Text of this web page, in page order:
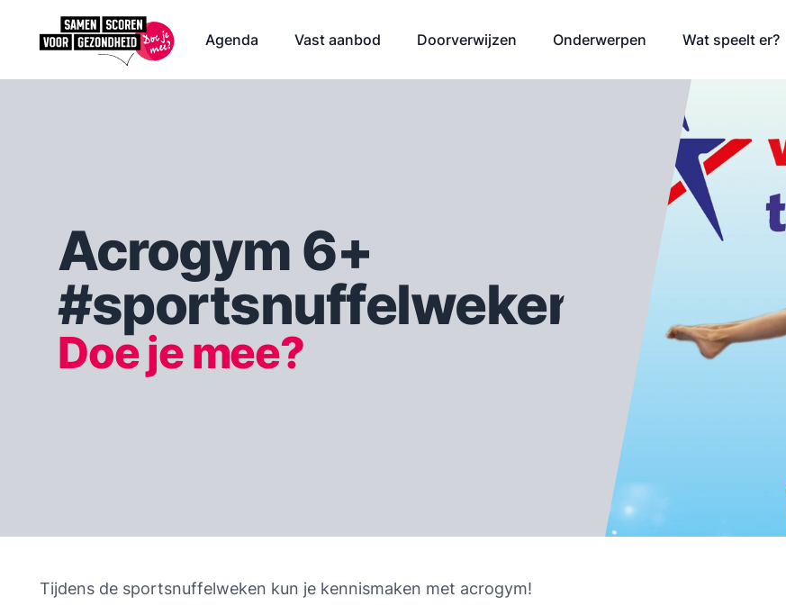
Agenda Vast aanbod Doorverwijzen Onderwerpen Wat speelt er?
Acrogym 6+
#sportsnuffelweken
Doe je mee?
Tijdens de sportsnuffelweken kun je kennismaken met acrogym!